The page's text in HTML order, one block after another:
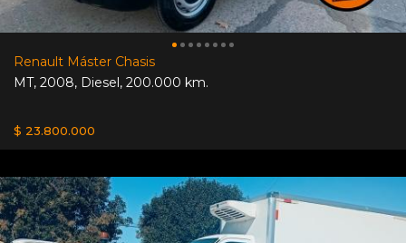
Renault Máster Chasis
MT, 2008, Diesel, 200.000 km.
$ 23.800.000